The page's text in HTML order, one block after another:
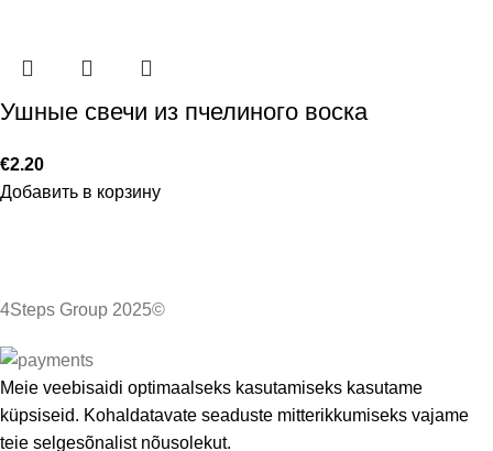
Ушные свечи из пчелиного воска
€2.20
Добавить в корзину
4Steps Group 2025©
Meie veebisaidi optimaalseks kasutamiseks kasutame
küpsiseid. Kohaldatavate seaduste mitterikkumiseks vajame
teie selgesõnalist nõusolekut.